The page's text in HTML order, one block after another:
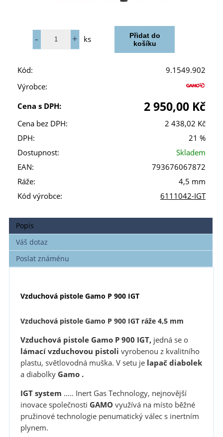
ks
Kód:
9.1549.902
Výrobce:
Cena s DPH:
2 950,00 Kč
Cena bez DPH:
2 438,02 Kč
DPH:
21 %
Dostupnost:
Skladem
EAN:
793676067872
Ráže:
4,5 mm
Kód výrobce:
6111042-IGT
Popis
Váš dotaz
Poslat známénu
Vzduchová pistole Gamo P 900 IGT
Vzduchová pistole Gamo P 900 IGT ráže 4,5 mm
Vzduchová pistole Gamo P 900 IGT, jedná se o
lámací vzduchovou pistoli vyrobenou z kvalitního
plastu, světlovodná muška. V setu je lapač diabolek
a diabolky Gamo .
IGT system ..... Inert Gas Technology, nejnovější
inovace společnosti GAMO využívá na místo běžné
pružinové technologie penumatický válec s inertním
plynem.